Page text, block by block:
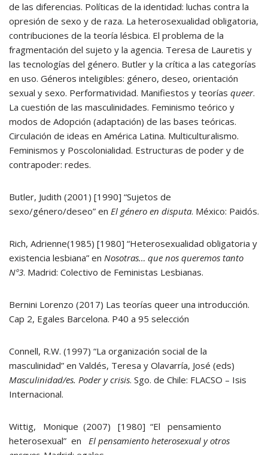
de las diferencias. Políticas de la identidad: luchas contra la
opresión de sexo y de raza. La heterosexualidad obligatoria,
contribuciones de la teoría lésbica. El problema de la
fragmentación del sujeto y la agencia. Teresa de Lauretis y
las tecnologías del género. Butler y la crítica a las categorías
en uso. Géneros inteligibles: género, deseo, orientación
sexual y sexo. Performatividad. Manifiestos y teorías queer.
La cuestión de las masculinidades. Feminismo teórico y
modos de Adopción (adaptación) de las bases teóricas.
Circulación de ideas en América Latina. Multiculturalismo.
Feminismos y Poscolonialidad. Estructuras de poder y de
contrapoder: redes.
Butler, Judith (2001) [1990] “Sujetos de
sexo/género/deseo” en El género en disputa. México: Paidós.
Rich, Adrienne(1985) [1980] “Heterosexualidad obligatoria y
existencia lesbiana” en Nosotras… que nos queremos tanto
Nº3. Madrid: Colectivo de Feministas Lesbianas.
Bernini Lorenzo (2017) Las teorías queer una introducción.
Cap 2, Egales Barcelona. P40 a 95 selección
Connell, R.W. (1997) “La organización social de la
masculinidad” en Valdés, Teresa y Olavarría, José (eds)
Masculinidad/es. Poder y crisis. Sgo. de Chile: FLACSO – Isis
Internacional.
Wittig, Monique (2007) [1980] “El pensamiento
heterosexual” en El pensamiento heterosexual y otros